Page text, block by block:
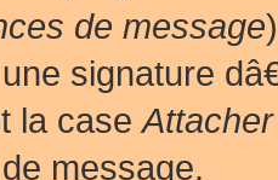
de message
une signature
la case
message.